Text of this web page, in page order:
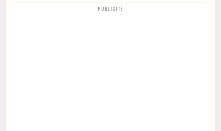
PUBLICITÉ